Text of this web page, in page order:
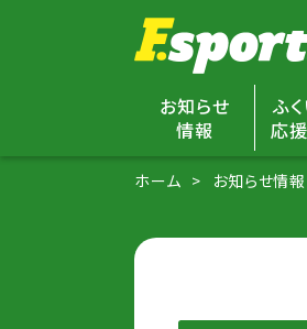
お知らせ
情報
ふ
応
ホーム お知らせ情報